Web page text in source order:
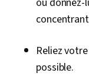
Reliez
possible.